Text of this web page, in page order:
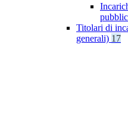
Titolari di
generali) 17